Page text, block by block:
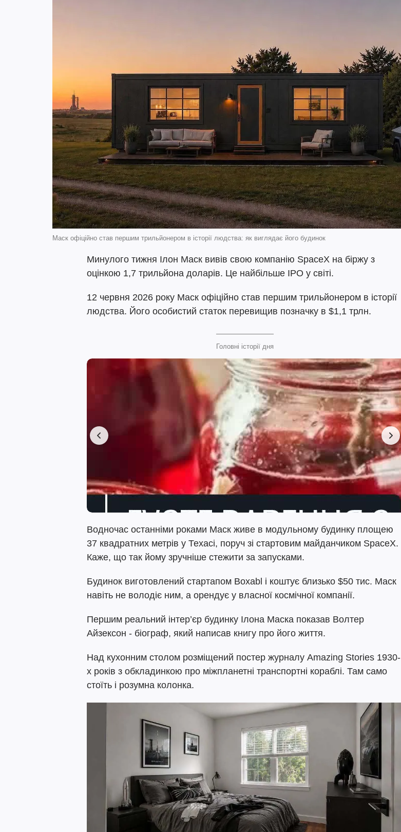
Маск офіційно став першим трильйонером в історії людства: як виглядає його будинок
Минулого тижня Ілон Маск вивів свою компанію SpaceX на біржу з
оцінкою 1,7 трильйона доларів. Це найбільше IPO у світі.
12 червня 2026 року Маск офіційно став першим трильйонером в історії
людства. Його особистий статок перевищив позначку в $1,1 трлн.
Головні історії дня
Водночас останніми роками Маск живе в модульному будинку площею
37 квадратних метрів у Техасі, поруч зі стартовим майданчиком SpaceX.
Каже, що так йому зручніше стежити за запусками.
Будинок виготовлений стартапом Boxabl і коштує близько $50 тис. Маск
навіть не володіє ним, а орендує у власної космічної компанії.
Першим реальний інтер’єр будинку Ілона Маска показав Волтер
Айзексон - біограф, який написав книгу про його життя.
Над кухонним столом розміщений постер журналу Amazing Stories 1930-
х років з обкладинкою про міжпланетні транспортні кораблі. Там само
стоїть і розумна колонка.